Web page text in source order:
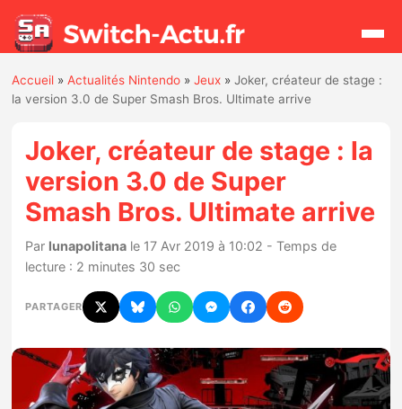
Rechercher
Actualités
Jeux
Hardware
Mises à jour
Chiffres de ventes
Rumeurs
Accueil »Actualités Nintendo »Jeux »Joker, créateur de stage :
la version 3.0 de Super Smash Bros. Ultimate arrive
Joker, créateur de stage : la
version 3.0 de Super
Smash Bros. Ultimate arrive
Par lunapolitana le 17 Avr 2019 à 10:02 - Temps de
lecture : 2 minutes 30 sec
PARTAGER